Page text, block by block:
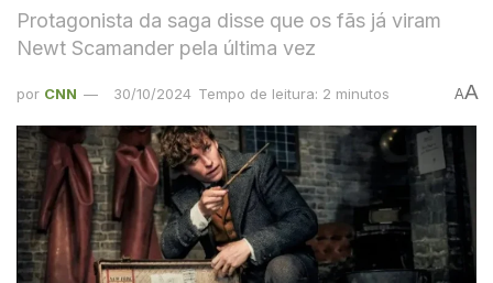
Protagonista da saga disse que os fãs já viram
Newt Scamander pela última vez
por CNN 30/10/2024 Tempo de leitura: 2 minutos AA